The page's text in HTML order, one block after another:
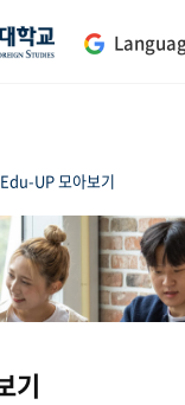
Edu-UP 모아보기
기